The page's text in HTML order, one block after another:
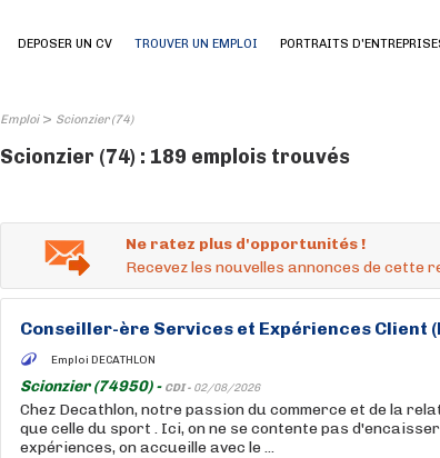
DEPOSER UN CV TROUVER UN EMPLOI PORTRAITS
Emploi> Scionzier (74)
Scionzier (74) : 189 emplois trouvés
Ne ratez plus d'opportunités !
Recevez les nouvelles annonces de cette
Conseiller-ère Services et Expériences Client
Emploi DECATHLON
Scionzier (74950) - CDI - 02/08/2026
Chez Decathlon, notre passion du commerce et de la
que celle du sport . Ici, on ne se contente pas
expériences, on accueille avec le ...